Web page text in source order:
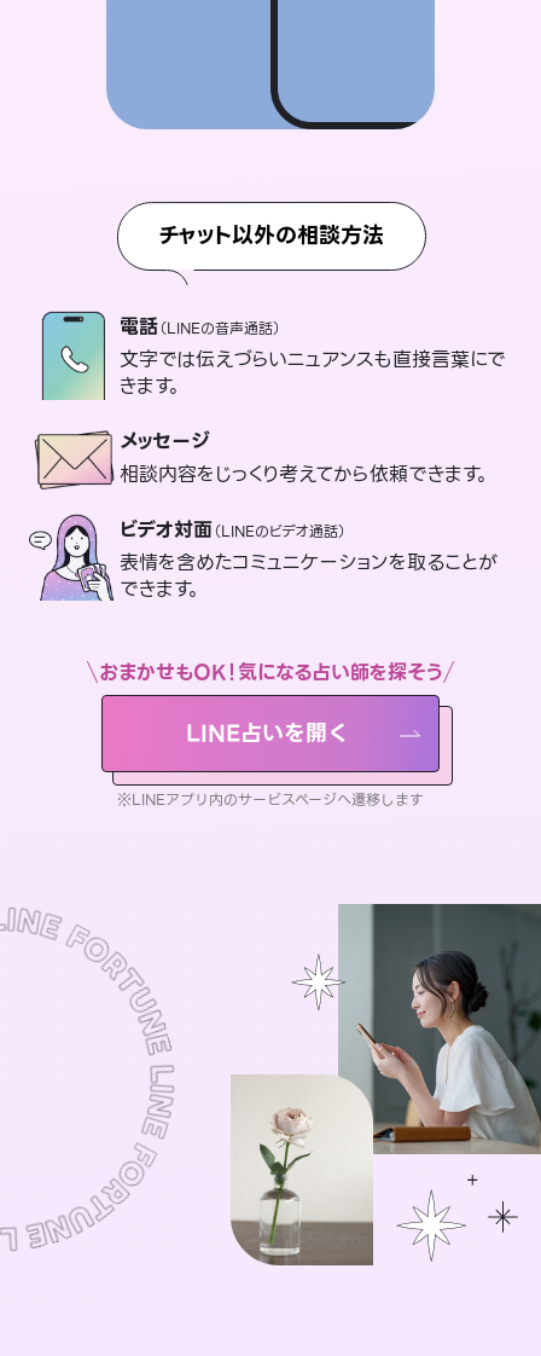
チャット以外の相談方法
電話（LINEの音声通話）
文字では伝えづらいニュアンスも直接言葉にで
きます。
メッセージ
相談内容をじっくり考えてから依頼できます。
ビデオ対面（LINEのビデオ通話）
表情を含めたコミュニケーションを取ることが
できます。
おまかせもOK！気になる占い師を探そう
LINE占いを開く
※LINEアプリ内のサービスページへ遷移します